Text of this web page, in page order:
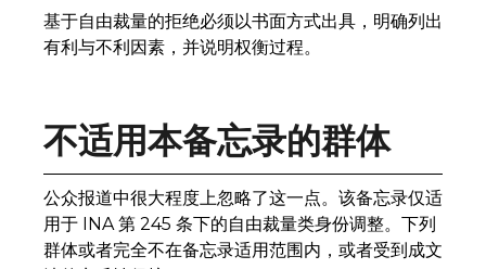
基于自由裁量的拒绝必须以书面方式出具，明确列出
有利与不利因素，并说明权衡过程。
不适用本备忘录的群体
公众报道中很大程度上忽略了这一点。该备忘录仅适
用于 INA 第 245 条下的自由裁量类身份调整。下列
群体或者完全不在备忘录适用范围内，或者受到成文